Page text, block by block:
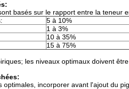
basés sur le rapport entre la teneur
5 à 10%
1 à 3%
10 à 35%
15 à 75%
les niveaux optimaux doivent
optimales, incorporer avant l'ajout du